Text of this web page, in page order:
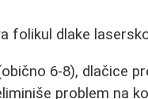
folikul dlake
6-8), dlačice
problem na